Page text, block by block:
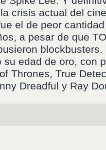
crisis actual del
el de peor
a pesar de que
su edad de oro, con
Thrones, True
Dreadful y Ray